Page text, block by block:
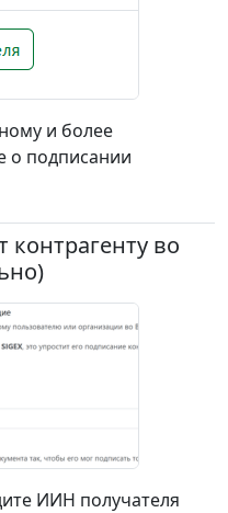
и более
о подписании
контрагенту во
ИИН получателя